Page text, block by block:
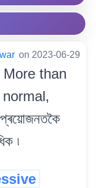
on 2023-06-29
More than
৷